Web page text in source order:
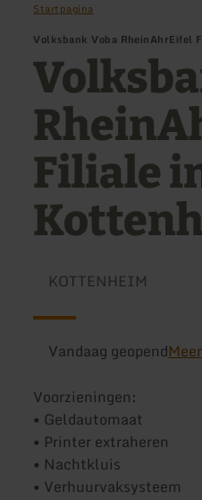
Startpagina
Volksbank Voba RheinAhrEifel
Filiale
KOTTENHEIM
Vandaag geopend
Voorzieningen:
• Geldautomaat
• Printer extraheren
• Nachtkluis
• Verhuurvaksysteem